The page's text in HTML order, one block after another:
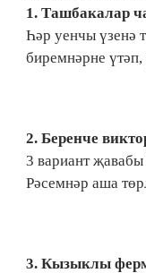
1.​ Ташбакалар
Һәр уенчы үзенә
биремнәрне
2.​ Беренче
3 вариант
Рәсемнәр аша
3. Кызыклы